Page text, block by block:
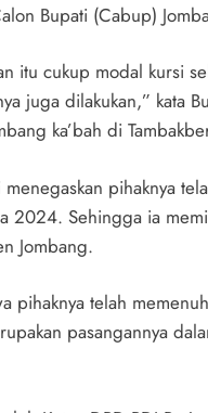
Bupati (Cabup)
itu cukup modal kursi
juga dilakukan,” kata
ka’bah di
menegaskan pihaknya
2024. Sehingga ia
Jombang.
pihaknya telah
pasangannya